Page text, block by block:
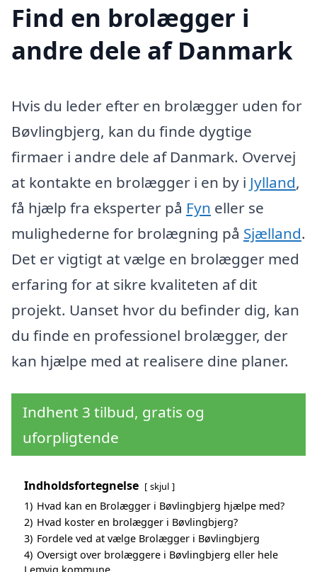
Find en brolægger i
andre dele af Danmark
Hvis du leder efter en brolægger uden for
Bøvlingbjerg, kan du finde dygtige
firmaer i andre dele af Danmark. Overvej
at kontakte en brolægger i en by i Jylland,
få hjælp fra eksperter på Fyn eller se
mulighederne for brolægning på Sjælland.
Det er vigtigt at vælge en brolægger med
erfaring for at sikre kvaliteten af dit
projekt. Uanset hvor du befinder dig, kan
du finde en professionel brolægger, der
kan hjælpe med at realisere dine planer.
Indhent 3 tilbud, gratis og
uforpligtende
Indholdsfortegnelse skjul
1) Hvad kan en Brolægger i Bøvlingbjerg hjælpe med?
2) Hvad koster en brolægger i Bøvlingbjerg?
3) Fordele ved at vælge Brolægger i Bøvlingbjerg
4) Oversigt over brolæggere i Bøvlingbjerg eller hele